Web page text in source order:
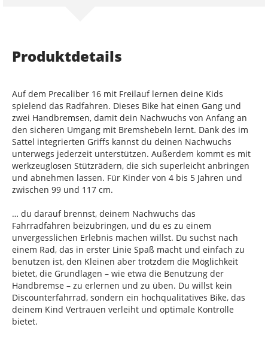
Produktdetails
Auf dem Precaliber 16 mit Freilauf lernen deine Kids
spielend das Radfahren. Dieses Bike hat einen Gang und
zwei Handbremsen, damit dein Nachwuchs von Anfang an
den sicheren Umgang mit Bremshebeln lernt. Dank des im
Sattel integrierten Griffs kannst du deinen Nachwuchs
unterwegs jederzeit unterstützen. Außerdem kommt es mit
werkzeuglosen Stützrädern, die sich superleicht anbringen
und abnehmen lassen. Für Kinder von 4 bis 5 Jahren und
zwischen 99 und 117 cm.
… du darauf brennst, deinem Nachwuchs das
Fahrradfahren beizubringen, und du es zu einem
unvergesslichen Erlebnis machen willst. Du suchst nach
einem Rad, das in erster Linie Spaß macht und einfach zu
benutzen ist, den Kleinen aber trotzdem die Möglichkeit
bietet, die Grundlagen – wie etwa die Benutzung der
Handbremse – zu erlernen und zu üben. Du willst kein
Discounterfahrrad, sondern ein hochqualitatives Bike, das
deinem Kind Vertrauen verleiht und optimale Kontrolle
bietet.